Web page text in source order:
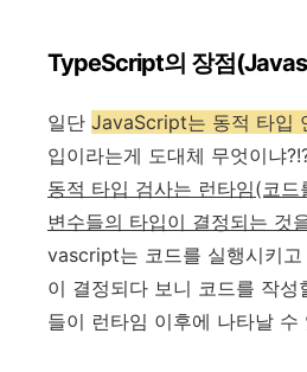
TypeScript의 장점
일단 JavaScript는 동적 타입
입이라는게 도대체 무엇이냐
동적 타입 검사는 런타임(코드
변수들의 타입이 결정되는 것
vascript는 코드를 실행시키고
이 결정되다 보니 코드를 작성
들이 런타임 이후에 나타날 수